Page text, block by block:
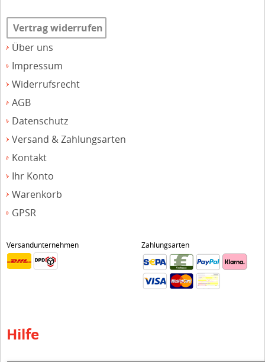
Vertrag widerrufen
Über uns
Impressum
Widerrufsrecht
AGB
Datenschutz
Versand & Zahlungsarten
Kontakt
Ihr Konto
Warenkorb
GPSR
Versandunternehmen Zahlungsarten
Hilfe